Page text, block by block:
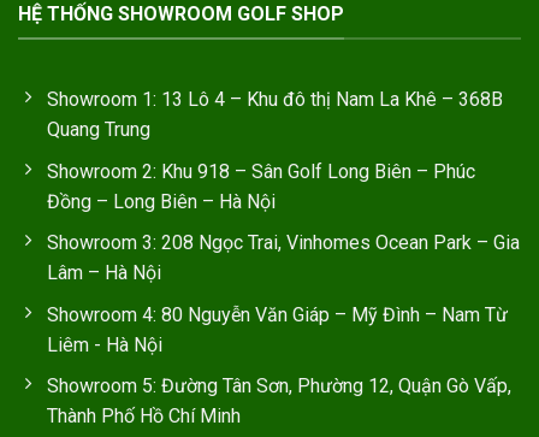
HỆ THỐNG SHOWROOM GOLF SHOP
Showroom 1: 13 Lô 4 – Khu đô thị Nam La Khê – 368B
Quang Trung
Showroom 2: Khu 918 – Sân Golf Long Biên – Phúc
Đồng – Long Biên – Hà Nội
Showroom 3: 208 Ngọc Trai, Vinhomes Ocean Park – Gia
Lâm – Hà Nội
Showroom 4: 80 Nguyễn Văn Giáp – Mỹ Đình – Nam Từ
Liêm - Hà Nội
Showroom 5: Đường Tân Sơn, Phường 12, Quận Gò Vấp,
Thành Phố Hồ Chí Minh